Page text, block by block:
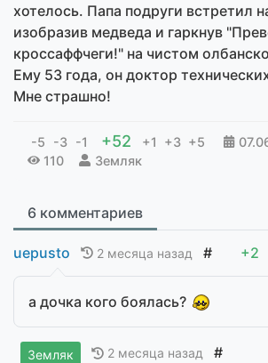
хотелось. Папа подруги встретил
изобразив медведа и гаркнув
кроссаффчеги!" на чистом
Ему 53 года, он доктор
Мне страшно!
-5 -3 -1 +52 +1 +3 +5
110
Земляк
6 комментариев
uepusto 2 месяца назад # +2
а дочка кого боялась?
Земляк 2 месяца назад #